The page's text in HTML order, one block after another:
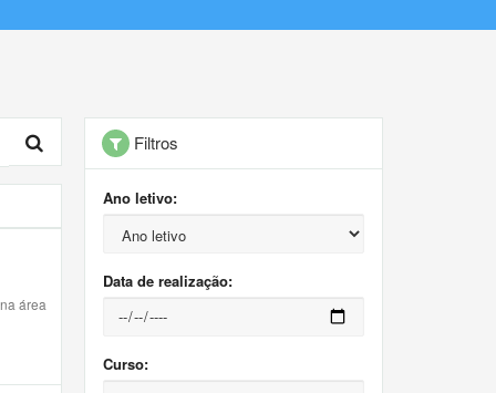
área
Filtros
Ano letivo:
Data de realização:
Curso: